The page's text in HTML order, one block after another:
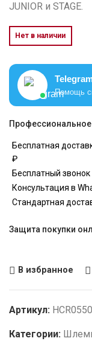
JUNIOR и STAGE.
Нет в наличии
Помощь
Бесплатная
₽
Бесплатный
Консультация в
Стандартная
Защита покупки
В избранное
Артикул: HCR0550
Категории: